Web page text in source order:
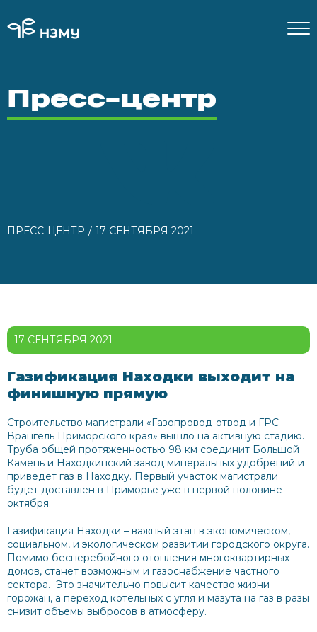
Пресс-центр
ПРЕСС-ЦЕНТР 17 СЕНТЯБРЯ 2021
17 СЕНТЯБРЯ 2021
Газификация Находки выходит на
финишную прямую
Строительство магистрали «Газопровод-отвод и ГРС
Врангель Приморского края» вышло на активную стадию.
Труба общей протяженностью 98 км соединит Большой
Камень и Находкинский завод минеральных удобрений и
приведет газ в Находку. Первый участок магистрали
будет доставлен в Приморье уже в первой половине
октября.
Газификация Находки – важный этап в экономическом,
социальном, и экологическом развитии городского округа.
Помимо бесперебойного отопления многоквартирных
домов, станет возможным и газоснабжение частного
сектора. Это значительно повысит качество жизни
горожан, а переход котельных с угля и мазута на газ в разы
снизит объемы выбросов в атмосферу.